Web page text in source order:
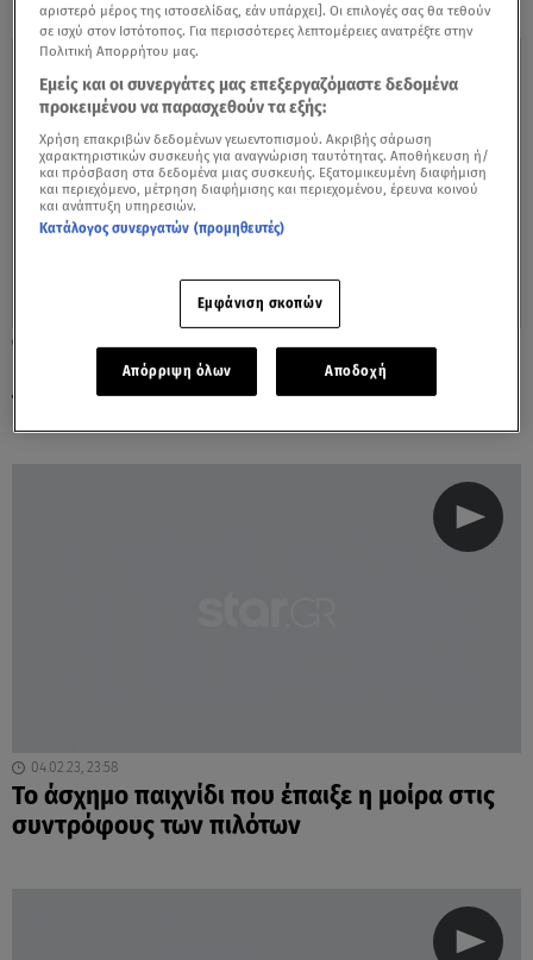
Phantom: Θρήνος στο 9ήμερο μνημόσυνο
του Μάριου – Μιχαήλ Τουρούτσικα
04.02.23, 23:58
To άσχημο παιχνίδι που έπαιξε η μοίρα στις
συντρόφους των πιλότων
αριστερό μέρος της ιστοσελίδας, εάν υπάρχει]. Οι επιλογές σας θα τεθούν
σε ισχύ στον Ιστότοπος. Για περισσότερες λεπτομέρειες ανατρέξτε στην
Πολιτική Απορρήτου μας.
Εμείς και οι συνεργάτες μας επεξεργαζόμαστε δεδομένα
προκειμένου να παρασχεθούν τα εξής:
Χρήση επακριβών δεδομένων γεωεντοπισμού. Ακριβής σάρωση
χαρακτηριστικών συσκευής για αναγνώριση ταυτότητας. Αποθήκευση ή/
και πρόσβαση στα δεδομένα μιας συσκευής. Εξατομικευμένη διαφήμιση
και περιεχόμενο, μέτρηση διαφήμισης και περιεχομένου, έρευνα κοινού
και ανάπτυξη υπηρεσιών.
Κατάλογος συνεργατών (προμηθευτές)
Εμφάνιση σκοπών
Απόρριψη όλων Αποδοχή